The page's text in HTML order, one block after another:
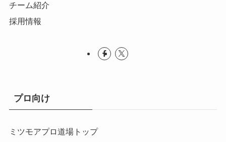
チーム紹介
採用情報
プロ向け
ミツモアプロ道場トップ